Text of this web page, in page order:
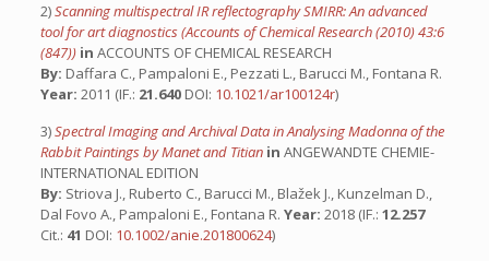
2)Scanning multispectral IR reflectography SMIRR: An advanced
tool for art diagnostics (Accounts of Chemical Research (2010) 43:6
(847)) in ACCOUNTS OF CHEMICAL RESEARCH
By: Daffara C., Pampaloni E., Pezzati L., Barucci M., Fontana R.
Year: 2011 (IF.: 21.640 DOI: 10.1021/ar100124r)
3)Spectral Imaging and Archival Data in Analysing Madonna of the
Rabbit Paintings by Manet and Titian in ANGEWANDTE CHEMIE-
INTERNATIONAL EDITION
By: Striova J., Ruberto C., Barucci M., Blažek J., Kunzelman D.,
Dal Fovo A., Pampaloni E., Fontana R. Year: 2018 (IF.: 12.257
Cit.: 41 DOI: 10.1002/anie.201800624)